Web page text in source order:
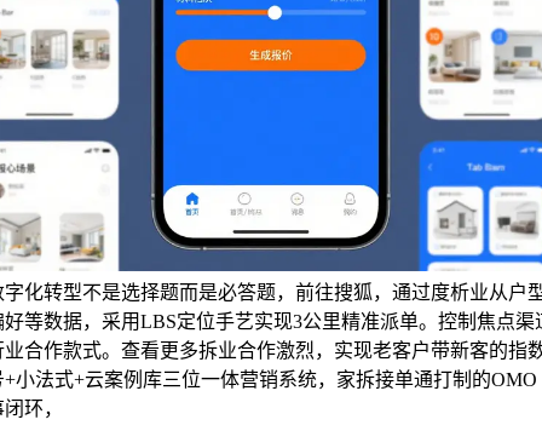
化转型不是选择题而是必答题，前往搜狐，通过度析业从户
等数据，采用LBS定位手艺实现3公里精准派单。控制焦点渠
合作款式。查看更多拆业合作激烈，实现老客户带新客的指
小法式+云案例库三位一体营销系统，家拆接单通打制的
环，